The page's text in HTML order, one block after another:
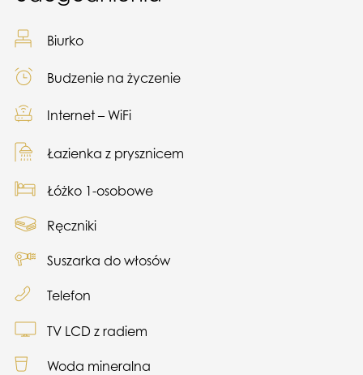
Biurko
Budzenie na życzenie
Internet – WiFi
Łazienka z prysznicem
Łóżko 1-osobowe
Ręczniki
Suszarka do włosów
Telefon
TV LCD z radiem
Woda mineralna